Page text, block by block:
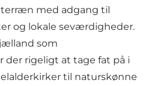
med adgang til
og lokale seværdigheder.
som
der rigeligt at tage fat på i
til naturskønne